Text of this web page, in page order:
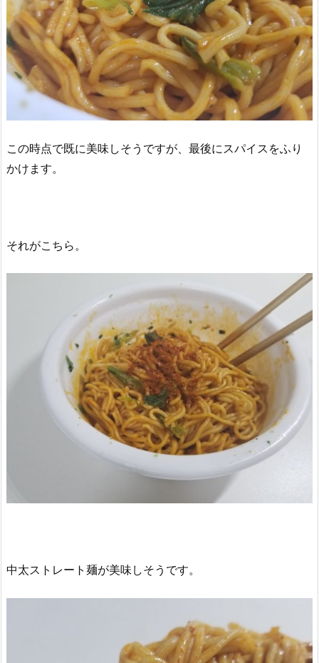
この時点で既に美味しそうですが、最後にスパイスをふり
かけます。
それがこちら。
中太ストレート麺が美味しそうです。